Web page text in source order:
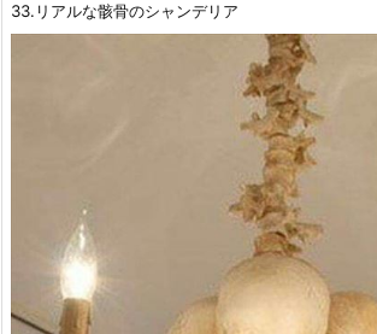
33.リアルな骸骨のシャンデリア